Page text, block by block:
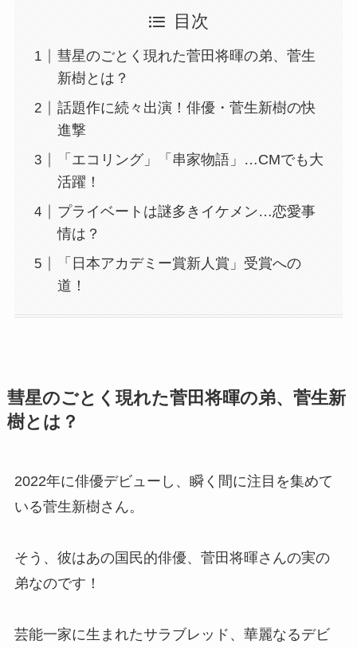
目次
彗星のごとく現れた菅田将暉の弟、菅生
新樹とは？
話題作に続々出演！俳優・菅生新樹の快
進撃
「エコリング」「串家物語」…CMでも大
活躍！
プライベートは謎多きイケメン…恋愛事
情は？
「日本アカデミー賞新人賞」受賞への
道！
彗星のごとく現れた菅田将暉の弟、菅生新
樹とは？
2022年に俳優デビューし、瞬く間に注目を集めて
いる菅生新樹さん。
そう、彼はあの国民的俳優、菅田将暉さんの実の
弟なのです！
芸能一家に生まれたサラブレッド、華麗なるデビ